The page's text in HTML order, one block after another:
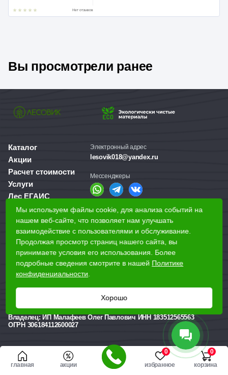
главная акции
0
избранное
0
корзина
Нет отзывов
Вы просмотрели ранее
Каталог
Акции
Расчет стоимости
Услуги
Лес ЕГАИС
О компании
Доставка и оплата
Для бизнеса
Наши магазины
Ижевск, Воткинское шоссе, 340
Электронный адрес
lesovik018@yandex.ru
Мессенджеры
Справочная служба
+7 (3412) 77-60-50
Реквизиты
Владелец: ИП Малафеев Олег Павлович ИНН 183512565563
ОГРН 306184112600027
Мы используем файлы cookie, для анализа событий на
нашем веб-сайте, что позволяет нам улучшать
взаимодействие с пользователями и обслуживание.
Продолжая просмотр страниц нашего сайта, вы
принимаете условия его использования. Более
подробные сведения смотрите в нашей Политике
конфиденциальности
Хорошо